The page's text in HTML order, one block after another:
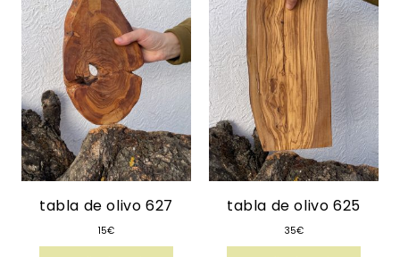
tabla de olivo 627
15€
tabla de olivo 625
35€